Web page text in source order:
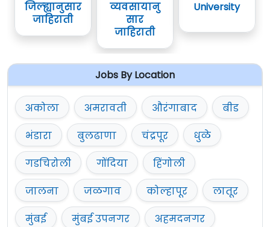
जिल्ह्यानुसार
जाहिराती
व्यवसायानु
सार
जाहिराती
University
Jobs By Location
अकोला अमरावती औरंगाबाद
बीड
भंडारा
बुलढाणा चंद्रपूर
धुळे
गडचिरोली
गोंदिया
हिंगोली
जालना
जळगाव कोल्हापूर
लातूर
मुंबई
मुंबई उपनगर
अहमदनगर